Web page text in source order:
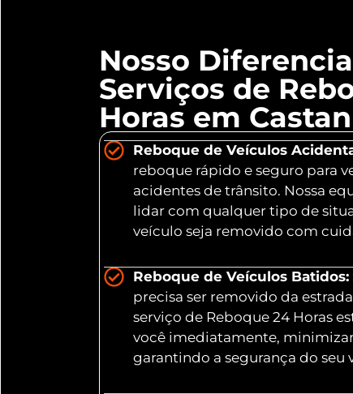
Nosso
Serviços de
Horas em
Reboque de Veículos
reboque rápido e seguro para
acidentes de trânsito. Nossa
lidar com qualquer tipo de
veículo seja removido com
Reboque de Veículos Batidos:
precisa ser removido da
serviço de Reboque 24 Horas
você imediatamente,
garantindo a segurança do seu